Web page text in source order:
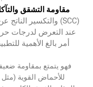
مقاومة التشقق
عند التعرض لدرجات
أمر بالغ الأهمية
للأحماض القوية